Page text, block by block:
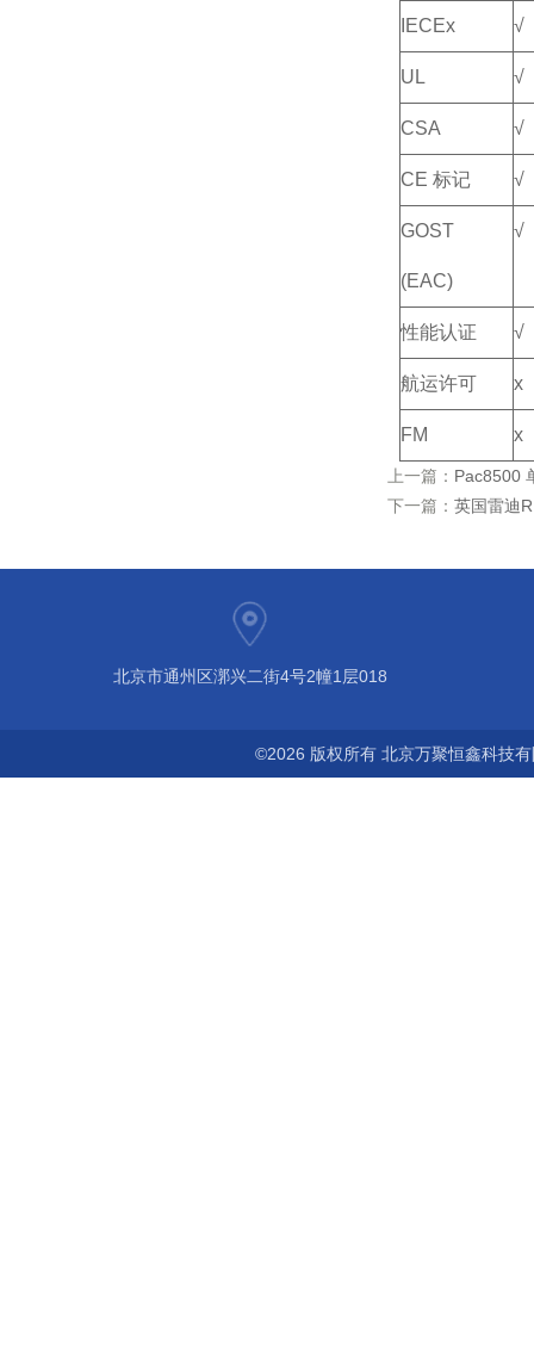
IECEx √
UL √
CSA √
CE 标记 √
GOST
(EAC)
√
性能认证 √
航运许可 x
FM x
上一篇： Pac8500
下一篇： 英国雷迪
北京市通州区漷兴二街4号2幢1层018
©2026 版权所有 北京万聚恒鑫科技